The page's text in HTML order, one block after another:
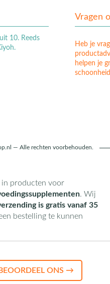
10. Reeds
Vragen
Heb je
helpen je
— Alle rechten voorbehouden.
in producten voor
. Wij
is gratis vanaf 35
bestelling te kunnen
BEOORDEEL ONS →